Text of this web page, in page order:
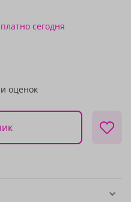
сегодня
оценок